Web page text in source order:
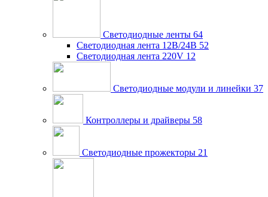
Светодиодные ленты 64
Светодиодная лента 12В/24В 52
Светодиодная лента 220V 12
Светодиодные модули и линейки 37
Контроллеры и драйверы 58
Светодиодные прожекторы 21